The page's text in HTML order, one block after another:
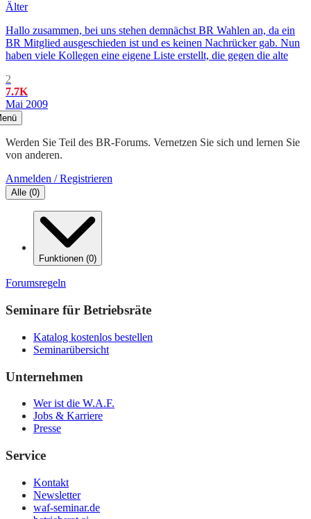
Älter
Hallo zusammen, bei uns stehen demnächst BR Wahlen an, da ein
BR Mitglied ausgeschieden ist und es keinen Nachrücker gab. Nun
haben viele Kollegen eine eigene Liste erstellt, die gegen die alte
2
7.7K
Mai 2009
Werden Sie Teil des BR-Forums. Vernetzen Sie sich und lernen Sie
von anderen.
Anmelden / Registrieren
Alle (0)
Funktionen (0)
Forumsregeln
Seminare für Betriebsräte
Katalog kostenlos bestellen
Seminarübersicht
Unternehmen
Wer ist die W.A.F.
Jobs & Karriere
Presse
Service
Kontakt
Newsletter
waf-seminar.de